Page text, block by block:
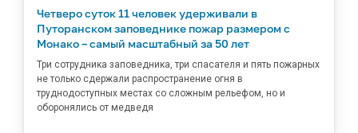
Четверо суток 11 человек удерживали в
Путоранском заповеднике пожар размером с
Монако – самый масштабный за 50 лет
Три сотрудника заповедника, три спасателя и пять пожарных
не только сдержали распространение огня в
труднодоступных местах со сложным рельефом, но и
оборонялись от медведя